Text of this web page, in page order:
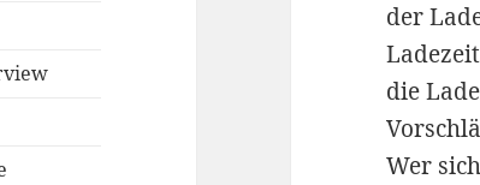
der
die
Wer